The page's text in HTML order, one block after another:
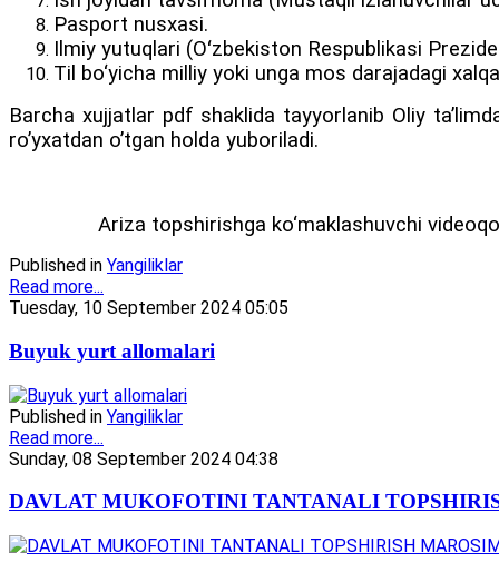
Pasport nusxasi.
Ilmiy yutuqlari (Oʻzbekiston Respublikasi
Til bo‘yicha milliy yoki unga mos darajadagi
Barcha xujjatlar pdf shaklida tayyorlanib Oliy
roʼyxatdan oʼtgan holda yuboriladi.
Ariza topshirishga ko‘maklashuvchi
Published in Yangiliklar
Read more...
Tuesday, 10 September 2024 05:05
Buyuk yurt allomalari
Published in Yangiliklar
Read more...
Sunday, 08 September 2024 04:38
DAVLAT MUKOFOTINI TANTANALI